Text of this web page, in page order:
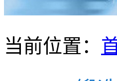
当前位置 ：